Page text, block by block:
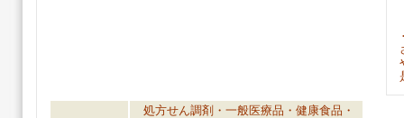
処方せん調剤・一般医療品・健康食品・